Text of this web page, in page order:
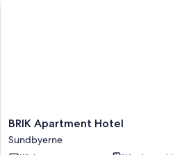
BRIK
Apartment
Hotel
BRIK Apartment Hotel
Sundbyerne